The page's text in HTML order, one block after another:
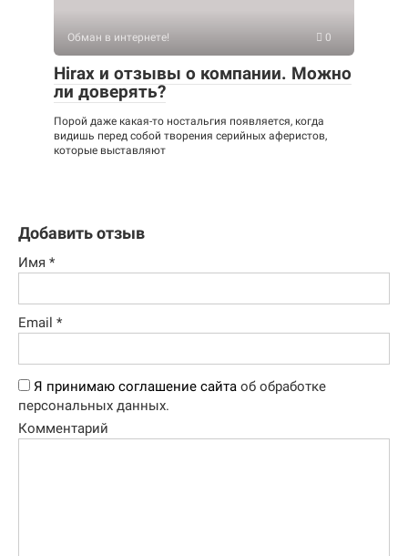
Обман в интернете! 0
Hirax и отзывы о компании. Можно
ли доверять?
Порой даже какая-то ностальгия появляется, когда
видишь перед собой творения серийных аферистов,
которые выставляют
Добавить отзыв
Имя *
Email *
Я принимаю соглашение сайта об обработке
персональных данных.
Комментарий